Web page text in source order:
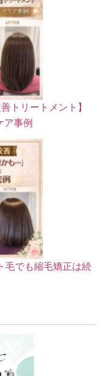
トリートメント】
ア事例
毛でも縮毛矯正は続